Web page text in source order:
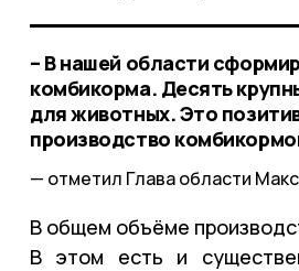
– В нашей области
комбикорма. Десять
для животных. Это
производство
отметил Глава области
В общем объёме
В этом есть и